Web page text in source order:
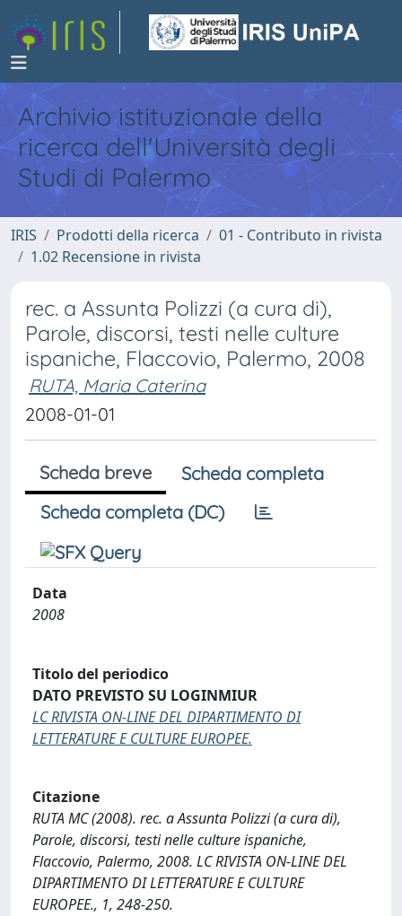
Archivio istituzionale della
ricerca dell'Università degli
Studi di Palermo
IRIS Prodotti della ricerca
01 - Contributo in rivista
1.02 Recensione in rivista
rec. a Assunta Polizzi (a cura di),
Parole, discorsi, testi nelle culture
ispaniche, Flaccovio, Palermo, 2008
RUTA, Maria Caterina
2008-01-01
Scheda breve
Scheda completa
Scheda completa (DC)
Data
2008
Titolo del periodico
DATO PREVISTO SU LOGINMIUR
LC RIVISTA ON-LINE DEL DIPARTIMENTO DI
LETTERATURE E CULTURE EUROPEE.
Citazione
RUTA MC (2008). rec. a Assunta Polizzi (a cura di),
Parole, discorsi, testi nelle culture ispaniche,
Flaccovio, Palermo, 2008. LC RIVISTA ON-LINE DEL
DIPARTIMENTO DI LETTERATURE E CULTURE
EUROPEE., 1, 248-250.